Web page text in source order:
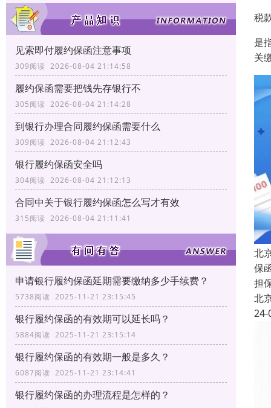
见索即付履约保函注意事项
309阅读 2026-08-04 21:14:58
履约保函需要把钱先存银行不
305阅读 2026-08-04 21:14:28
到银行办理合同履约保函需要什么
309阅读 2026-08-04 21:12:43
银行履约保函安全吗
304阅读 2026-08-04 21:12:13
合同中关于银行履约保函怎么写才有效
315阅读 2026-08-04 21:11:41
申请银行履约保函延期需要缴纳多少手续费？
5738阅读 2025-11-21 23:15:45
银行履约保函的有效期可以延长吗？
5884阅读 2025-11-21 23:15:14
银行履约保函的有效期一般是多久？
6087阅读 2025-11-21 23:14:41
银行履约保函的办理流程是怎样的？
税
是
关
北
保
担
北
24-